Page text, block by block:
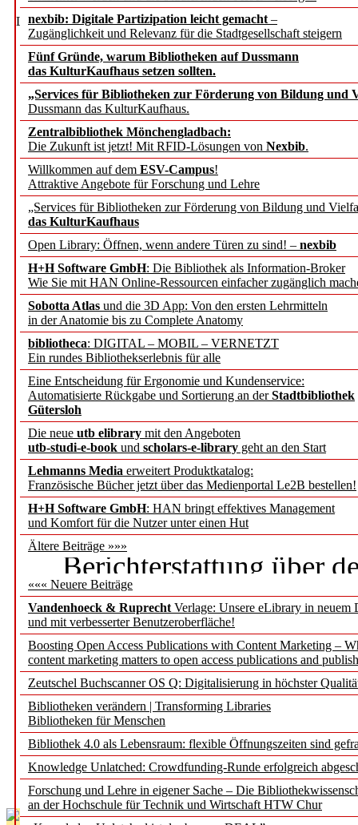
nexbib: Digitale Partizipation leicht gemacht –
Zugänglichkeit und Relevanz für die Stadtgesellschaft steigern
Fünf Gründe, warum Bibliotheken auf Dussmann
das KulturKaufhaus setzen sollten.
„Services für Bibliotheken zur Förderung von Bildung und
Dussmann das KulturKaufhaus.
Zentralbibliothek Mönchengladbach:
Die Zukunft ist jetzt! Mit RFID-Lösungen von Nexbib.
Willkommen auf dem ESV-Campus!
Attraktive Angebote für Forschung und Lehre
„Services für Bibliotheken zur Förderung von Bildung und
das KulturKaufhaus
Open Library: Öffnen, wenn andere Türen zu sind! – nexbib
H+H Software GmbH: Die Bibliothek als Information-Broker
Wie Sie mit HAN Online-Ressourcen einfacher zugänglich
Sobotta Atlas und die 3D App: Von den ersten Lehrmitteln
in der Anatomie bis zu Complete Anatomy
bibliotheca: DIGITAL – MOBIL – VERNETZT
Ein rundes Bibliothekserlebnis für alle
Eine Entscheidung für Ergonomie und Kundenservice:
Automatisierte Rückgabe und Sortierung an derStadtbibliothek
Gütersloh
Die neue utb elibrary mit den Angeboten
utb-studi-e-book und scholars-e-library geht an den Start
Lehmanns Media erweitert Produktkatalog:
Französische Bücher jetzt über das Medienportal Le2B bestellen!
H+H Software GmbH: HAN bringt effektives Management
und Komfort für die Nutzer unter einen Hut
Ältere Beiträge »»»
««« Neuere Beiträge
Vandenhoeck & Ruprecht Verlage: Unsere eLibrary in neuem
und mit verbesserter Benutzeroberfläche!
Boosting Open Access Publications with Content Marketing –
content marketing matters to open access publications and
Zeutschel Buchscanner OS Q: Digitalisierung in höchster
Bibliotheken verändern | Transforming Libraries
Bibliotheken für Menschen
Bibliothek 4.0 als Lebensraum: flexible Öffnungszeiten sind
Knowledge Unlatched: Crowdfunding-Runde erfolgreich
Forschung und Lehre in eigener Sache – Die
an der Hochschule für Technik und Wirtschaft HTW Chur
LESETIPPS beib.i.t.online
INTERVIEWS
"Die Zeit der
Interview mit Dr.
Bayerische
"Infrastrukturen als
Ermöglichung.
Die NFDI auf dem
Interview mit Prod. Dr.
Institut für Philosophie,
Stefan Lang, Leiter der
REPORTAGEN
"BID2025:
– und was Bibliotheken
sonst noch so bewegt"
Berichterstattung über
gleichzeitig 113.
"Mit Mut und Neugier
in eine Welt voller KI"
Bericht über die OCLC
"Zwischen Verheißung
Eindrücke von der